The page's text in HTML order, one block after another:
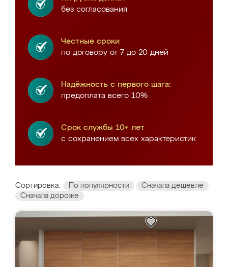
без согласования
Честные сроки
по договору от 7 до 20 дней
Надёжность с первого шага:
предоплата всего 10%
Срок службы 10+ лет
с сохранением всех характеристик
Сортировка: По популярности
Сначала дешевле
Сначала дороже